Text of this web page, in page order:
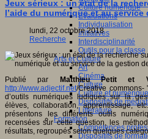
Culture numérique
Evaluations
Individualisation
Initiatives
Interdisciplinarité
Outils pour la classe
Arts et Culture
Art
Cinéma
Culture
Culture et numérique
Dispositifs de
Littérature
Formation
Compétences
Dispositifs de
Jeux sérieux : un état de la
l’aide du numérique et au
lundi, 22 octobre 2018
Recherche
Publié par Matthieu Petit et
http://www.adjectif.net/Creative commons-
d’outils numériques ludiques sur la
élèves, collaboration, apprentissage,
présentons les différents outils
recensées sur cette question, les
résultats, regroupés selon quelques